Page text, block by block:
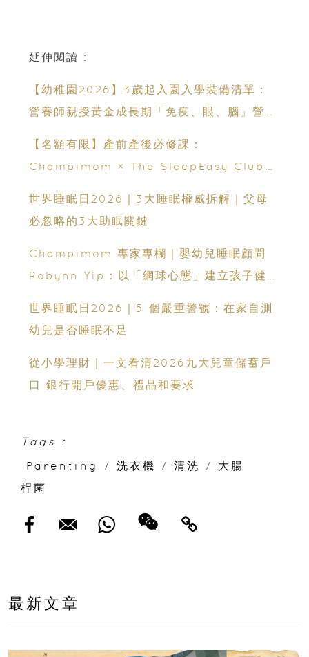
延伸閱讀 :
【幼稚園2026】3歲起入園入學裝備清單：
營養師親授黃金成長期「免疫、眼、腦」營養
【名額有限】產前產後必修課：
Champimom × The SleepEasy Club
世界睡眠日2026｜3大睡眠權威拆解｜父母
必忽略的3大助眠關鍵
Champimom 專家專欄｜嬰幼兒睡眠顧問
Robynn Yip：以「網球心態」建立孩子健康
世界睡眠日2026｜5 個嚴重警號：在家自測
幼兒是否睡眠不足
從小學理財｜一文看清2026九大兒童儲蓄戶
口 銀行開戶優惠、禮品和要求
Tags :
Parenting
/ 洗衣機 / 清洗 /
大腸
桿菌
最新文章